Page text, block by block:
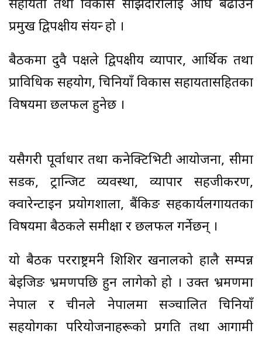
सहायता तथा विकास साझेदारीलाई अघि बढाउने
प्रमुख द्विपक्षीय संयन्त्र हो ।
बैठकमा दुवै पक्षले द्विपक्षीय व्यापार, आर्थिक तथा
प्राविधिक सहयोग, चिनियाँ विकास सहायतासहितका
विषयमा छलफल हुनेछ ।
यसैगरी पूर्वाधार तथा कनेक्टिभिटी आयोजना, सीमा
सडक, ट्रान्जिट व्यवस्था, व्यापार सहजीकरण,
क्वारेन्टाइन प्रयोगशाला, बैंकिङ सहकार्यलगायतका
विषयमा बैठकले समीक्षा र छलफल गर्नेछन् ।
यो बैठक परराष्ट्रमन्त्री शिशिर खनालको हालै सम्पन्न
बेइजिङ भ्रमणपछि हुन लागेको हो । उक्त भ्रमणमा
नेपाल र चीनले नेपालमा सञ्चालित चिनियाँ
सहयोगका परियोजनाहरूको प्रगति तथा आगामी